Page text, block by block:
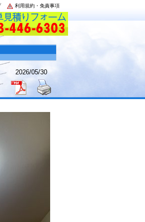
利用規約・免責事項
2026/05/30